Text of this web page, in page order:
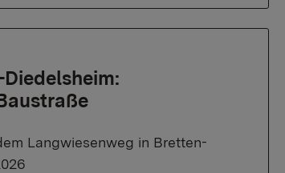
Langwiesenweg in Bretten-